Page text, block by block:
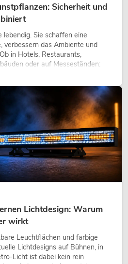
Sicherheit und
lebendig. Sie schaffen eine
verbessern das Ambiente und
in Hotels, Restaurants,
oder auf Messeständen:
gehört heute längst zum
Lichtdesign: Warum
wirkt
Leuchtflächen und farbige
Lichtdesigns auf Bühnen, in
Licht ist dabei kein rein